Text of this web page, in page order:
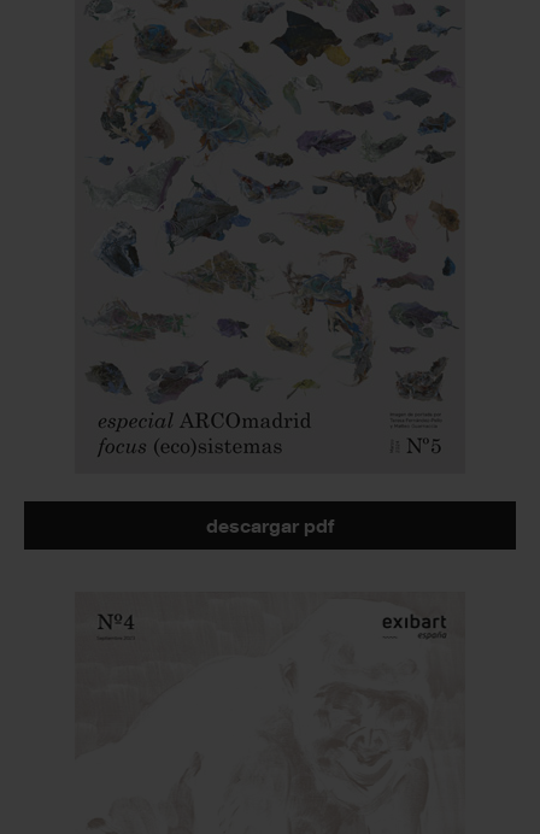
descargar pdf